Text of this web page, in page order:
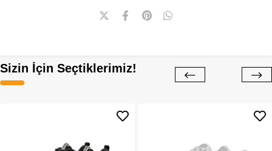
Sizin İçin Seçtiklerimiz!